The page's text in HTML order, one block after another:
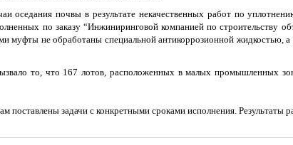
оседания почвы в результате некачественных работ по
по заказу “Инжиниринговой компанией по строительству
муфты не обработаны специальной антикоррозионной жидкостью,
то, что 167 лотов, расположенных в малых промышленных
поставлены задачи с конкретными сроками исполнения. Результаты